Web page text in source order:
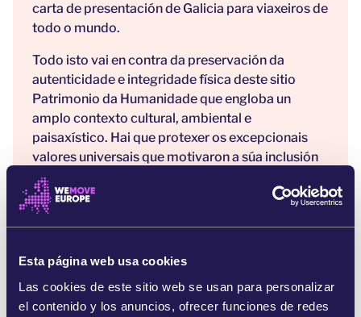
Esta página web usa cookies
Las cookies de este sitio web se usan para personalizar
el contenido y los anuncios, ofrecer funciones de redes
carta de presentación de Galicia para viaxeiros de
todo o mundo.
Todo isto vai en contra da preservación da
autenticidade e integridade física deste sitio
Patrimonio da Humanidade que engloba un
amplo contexto cultural, ambiental e
paisaxístico. Hai que protexer os excepcionais
valores universais que motivaron a súa inclusión
pola
Mundial.
Entre 1974 e 1986 esta mesma zona
doce anos deixou media ducia de ríos
contaminados permanentemente pola drenaxe
ácida das minas, moitas terras agrícolas